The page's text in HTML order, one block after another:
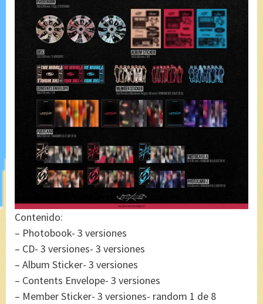
Contenido:
– Photobook- 3 versiones
– CD- 3 versiones- 3 versiones
– Album Sticker- 3 versiones
– Contents Envelope- 3 versiones
– Member Sticker- 3 versiones- random 1 de 8